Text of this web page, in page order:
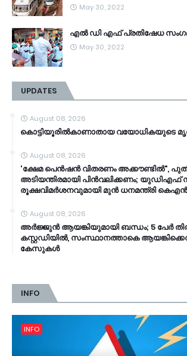
May 30, 2022
എൽ ഡി എഫ് പ്രതിഷേധ
May 30, 2022
UPDATES
August 08, 2026
കൊട്ടിയൂരിൽകാണാതായ വയോധികയുടെ
August 08, 2026
'ക്ഷേമ പെൻഷൻ വിതരണം അക്കൗണ്ടില്‍",
അടിയന്തിരമായി പിൻവലിക്കണം; യുഡിഎഫ്
രൂക്ഷവിമര്‍ശനവുമായി മുൻ ധനമന്ത്രി
August 08, 2026
അർജ്ജുൻ ആയങ്കിയുമായി ബന്ധം; 5 പേർ
കസ്റ്റഡിയിൽ, സംസ്ഥാനത്താകെ
കേസുകൾ
INFO
INFO